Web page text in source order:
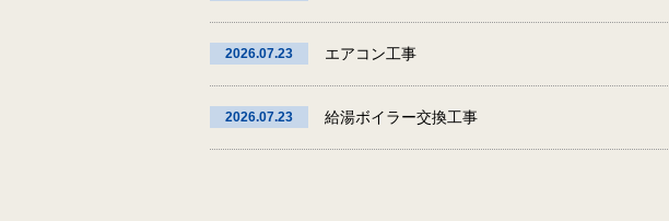
2026.07.23 エアコン工事
2026.07.23 給湯ボイラー交換工事